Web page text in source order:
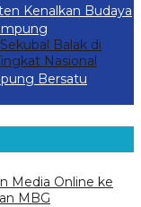
Kenalkan Budaya
Bersatu